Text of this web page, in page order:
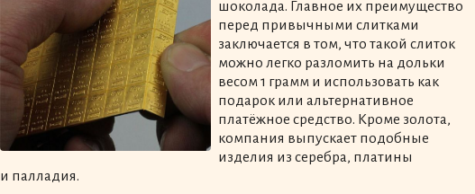
шоколада. Главное их преимущество
перед привычными слитками
заключается в том, что такой слиток
можно легко разломить на дольки
весом 1 грамм и использовать как
подарок или альтернативное
платёжное средство. Кроме золота,
компания выпускает подобные
изделия из серебра, платины
и палладия.